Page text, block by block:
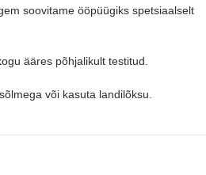
soovitame ööpüügiks spetsiaalselt
ääres põhjalikult testitud.
või kasuta landilõksu.